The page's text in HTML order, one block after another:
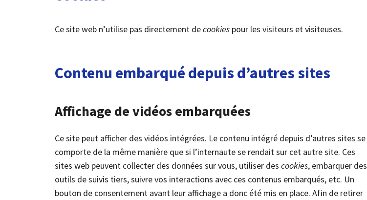
Ce site web n’utilise pas directement decookies pour les visiteurs et visiteuses.
Contenu embarqué depuis d’autres sites
Affichage de vidéos embarquées
Ce site peut afficher des vidéos intégrées. Le contenu intégré depuis d’autres sites se
comporte de la même manière que si l’internaute se rendait sur cet autre site. Ces
sites web peuvent collecter des données sur vous, utiliser des cookies, embarquer des
outils de suivis tiers, suivre vos interactions avec ces contenus embarqués, etc. Un
bouton de consentement avant leur affichage a donc été mis en place. Afin de retirer